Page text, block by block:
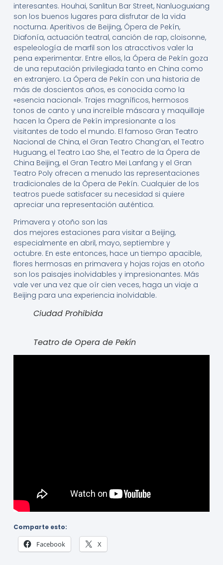
interesantes. Houhai, Sanlitun Bar Street, Nanluoguxiang
son los buenos lugares para disfrutar de la vida
nocturna. Aperitivos de Beijing, Ópera de Pekín,
Diafonía, actuación teatral, canción de rap, cloisonne,
espeleología de marfil son los atracctivos valer la
pena experimentar. Entre ellos, la Ópera de Pekín goza
de una reputación privilegiada tanto en China como
en extranjero. La Ópera de Pekín con una historia de
más de doscientos años, es conocida como la
«esencia nacional». Trajes magníficos, hermosos
tonos de canto y una increíble máscara y maquillaje
hacen la Ópera de Pekín impresionante a los
visitantes de todo el mundo. El famoso Gran Teatro
Nacional de China, el Gran Teatro Chang’an, el Teatro
Huguang, el Teatro Lao She, el Teatro de la Ópera de
China Beijing, el Gran Teatro Mei Lanfang y el Gran
Teatro Poly ofrecen a menudo las representaciones
tradicionales de la Ópera de Pekín. Cualquier de los
teatros puede satisfacer su necesidad si quiere
apreciar una representación auténtica.
Primavera y otoño son las
dos mejores estaciones para visitar a Beijing,
especialmente en abril, mayo, septiembre y
octubre. En este entonces, hace un tiempo apacible,
flores hermosas en primavera y hojas rojas en otoño
son los paisajes inolvidables y impresionantes. Más
vale ver una vez que oír cien veces, haga un viaje a
Beijing para una experiencia inolvidable.
Ciudad Prohibida
Teatro de Opera de Pekín
Comparte esto:
Facebook X